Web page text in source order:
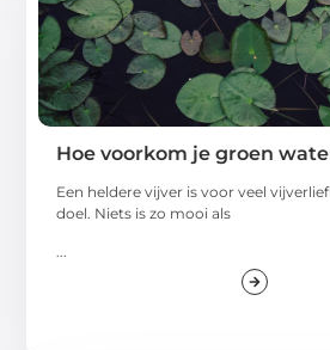
Hoe voorkom je groen
Een heldere vijver is voor veel
doel. Niets is zo mooi als
...